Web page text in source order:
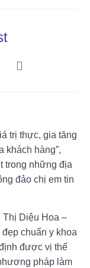
trị thực, gia tăng
khách hàng”,
trong những địa
đảo chị em tin
Diệu Hoa –
chuẩn y khoa
được vị thế
pháp làm